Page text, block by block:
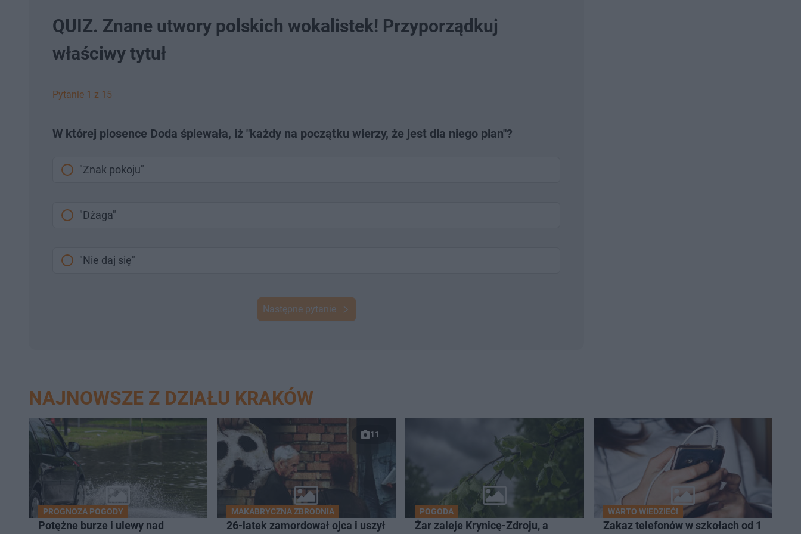
QUIZ. Znane utwory polskich wokalistek! Przyporządkuj
właściwy tytuł
Pytanie 1 z 15
W której piosence Doda śpiewała, iż "każdy na początku wierzy, że jest dla niego plan"?
"Znak pokoju"
"Dżaga"
"Nie daj się"
Następne pytanie
NAJNOWSZE Z DZIAŁU KRAKÓW
PROGNOZA POGODY
Potężne burze i ulewy nad
11
MAKABRYCZNA ZBRODNIA
26-latek zamordował ojca i uszył
POGODA
Żar zaleje Krynicę-Zdroju, a
WARTO WIEDZIEĆ!
Zakaz telefonów w szkołach od 1